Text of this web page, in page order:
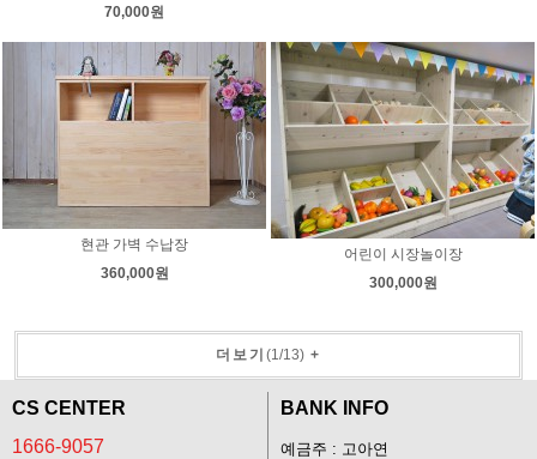
70,000원
현관 가벽 수납장
360,000원
어린이 시장놀이장
300,000원
더보기 (1/13) +
CS CENTER
1666-9057
BANK INFO
예금주 : 고아연